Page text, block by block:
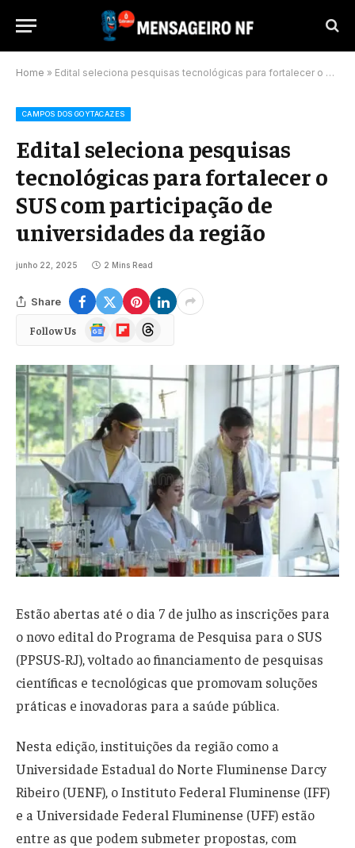
Home » Edital seleciona pesquisas tecnológicas para fortalecer o SUS com participação de universidades da região
CAMPOS DOS GOYTACAZES
Edital seleciona pesquisas
tecnológicas para fortalecer o
SUS com participação de
universidades da região
junho 22, 2025 2 Mins Read
Share
Follow Us
Google
News
FlipboardThreads
Estão abertas até o dia 7 de julho as inscrições para
o novo edital do Programa de Pesquisa para o SUS
(PPSUS-RJ), voltado ao financiamento de pesquisas
científicas e tecnológicas que promovam soluções
práticas e inovadoras para a saúde pública.
Nesta edição, instituições da região como a
Universidade Estadual do Norte Fluminense Darcy
Ribeiro (UENF), o Instituto Federal Fluminense (IFF)
e a Universidade Federal Fluminense (UFF) estão
entre as que podem submeter propostas, com